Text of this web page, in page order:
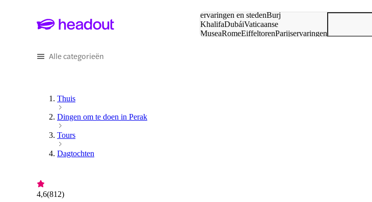
ervaringen en stedenBurj
KhalifaDubáiVaticaanse
MuseaRomeEiffeltorenParijservaringen
Alle categorieën
Thuis
Dingen om te doen in Perak
Tours
Dagtochten
4,6(812)